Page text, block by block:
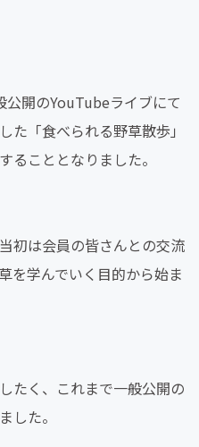
公開のYouTubeライブにて
た「食べられる野草散歩」
ることとなりました。
初は会員の皆さんとの交流
を学んでいく目的から始ま
たく、これまで一般公開の
した。